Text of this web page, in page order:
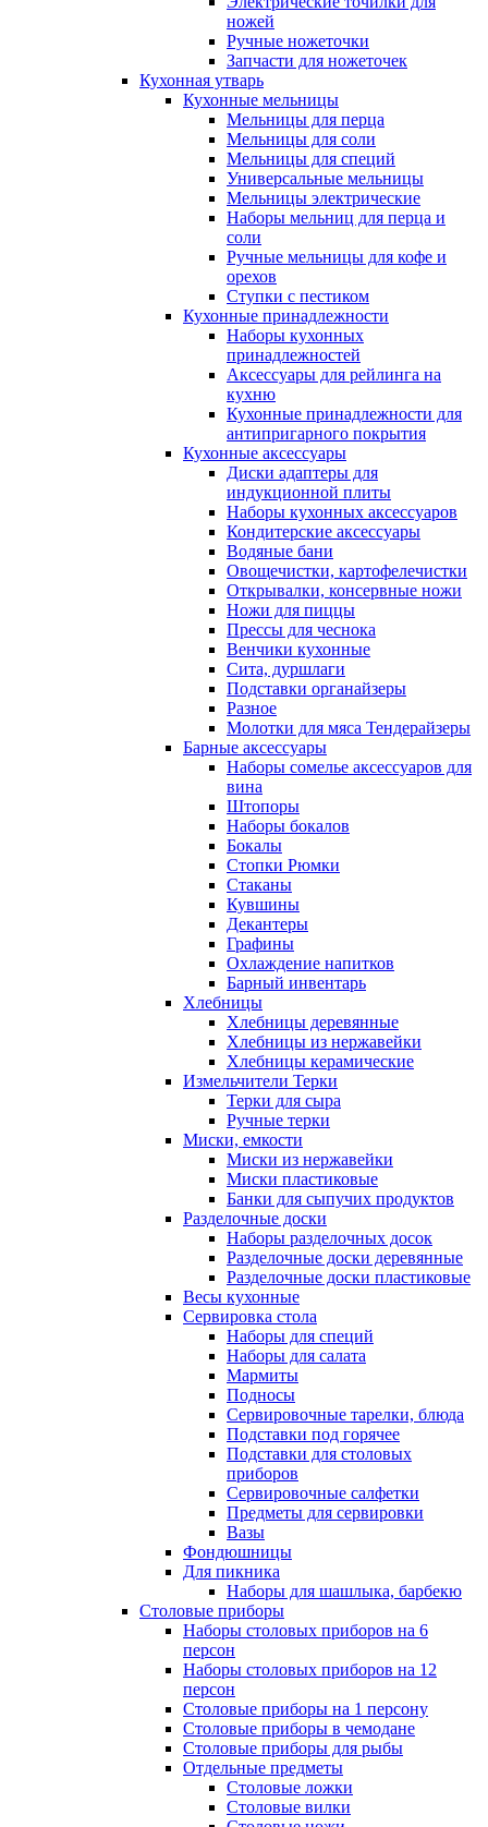
ножей
Ручные ножеточки
Запчасти для ножеточек
Кухонная утварь
Кухонные мельницы
Мельницы для перца
Мельницы для соли
Мельницы для специй
Универсальные мельницы
Мельницы электрические
Наборы мельниц для перца и
соли
Ручные мельницы для кофе и
орехов
Ступки с пестиком
Кухонные принадлежности
Наборы кухонных
принадлежностей
Аксессуары для рейлинга на
кухню
Кухонные принадлежности для
антипригарного покрытия
Кухонные аксессуары
Диски адаптеры для
индукционной плиты
Наборы кухонных аксессуаров
Кондитерские аксессуары
Водяные бани
Овощечистки, картофелечистки
Открывалки, консервные ножи
Ножи для пиццы
Прессы для чеснока
Венчики кухонные
Сита, дуршлаги
Подставки органайзеры
Разное
Молотки для мяса Тендерайзеры
Барные аксессуары
Наборы сомелье аксессуаров для
вина
Штопоры
Наборы бокалов
Бокалы
Стопки Рюмки
Стаканы
Кувшины
Декантеры
Графины
Охлаждение напитков
Барный инвентарь
Хлебницы
Хлебницы деревянные
Хлебницы из нержавейки
Хлебницы керамические
Измельчители Терки
Терки для сыра
Ручные терки
Миски, емкости
Миски из нержавейки
Миски пластиковые
Банки для сыпучих продуктов
Разделочные доски
Наборы разделочных досок
Разделочные доски деревянные
Разделочные доски пластиковые
Весы кухонные
Сервировка стола
Наборы для специй
Наборы для салата
Мармиты
Подносы
Сервировочные тарелки, блюда
Подставки под горячее
Подставки для столовых
приборов
Сервировочные салфетки
Предметы для сервировки
Вазы
Фондюшницы
Для пикника
Наборы для шашлыка, барбекю
Столовые приборы
Наборы столовых приборов на 6
персон
Наборы столовых приборов на 12
персон
Столовые приборы на 1 персону
Столовые приборы в чемодане
Столовые приборы для рыбы
Отдельные предметы
Столовые ложки
Столовые вилки